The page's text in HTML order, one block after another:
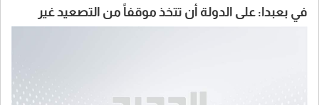
في بعبدا: على الدولة أن تتخذ موقفاً من التصعيد غير